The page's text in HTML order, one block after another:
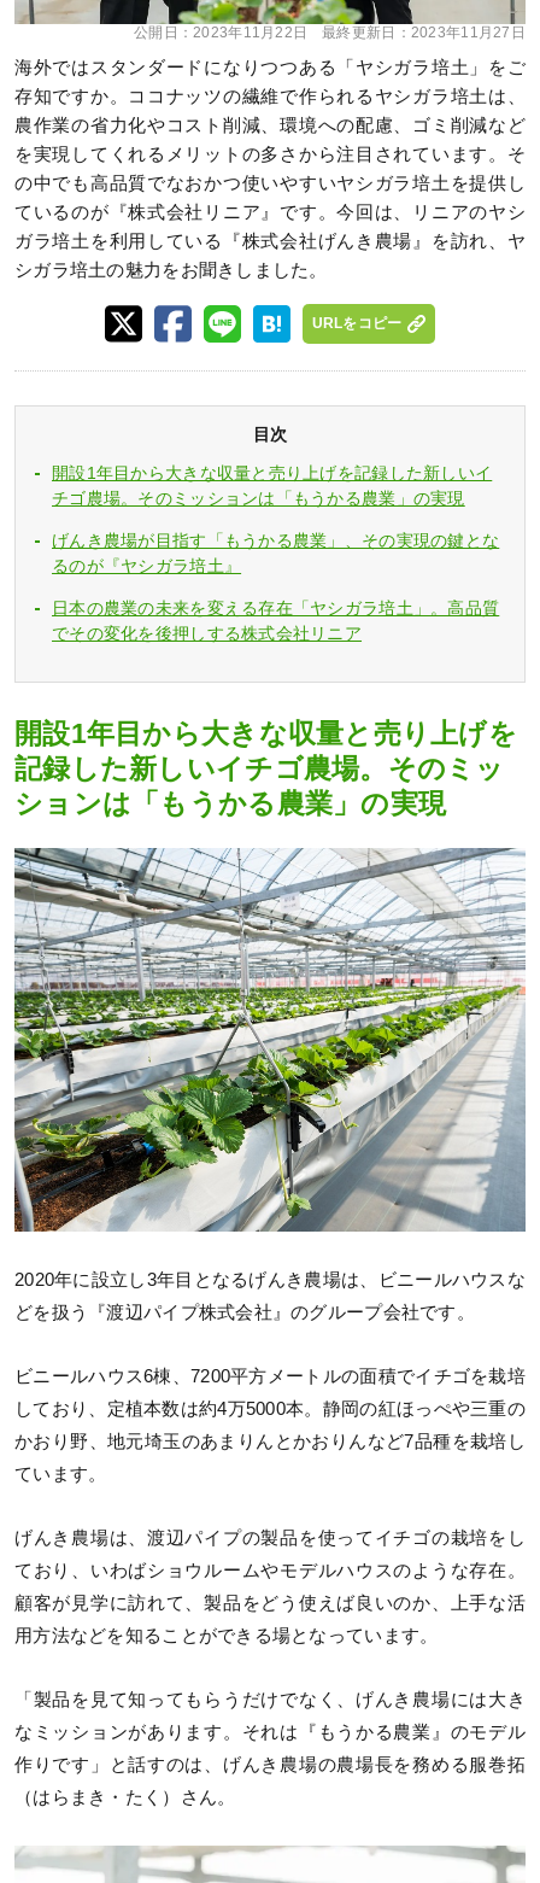
公開日：2023年11月22日 最終更新日： 2023年11月27日
海外ではスタンダードになりつつある「ヤシガラ培土」をご
存知ですか。ココナッツの繊維で作られるヤシガラ培土は、
農作業の省力化やコスト削減、環境への配慮、ゴミ削減など
を実現してくれるメリットの多さから注目されています。そ
の中でも高品質でなおかつ使いやすいヤシガラ培土を提供し
ているのが『株式会社リニア』です。今回は、リニアのヤシ
ガラ培土を利用している『株式会社げんき農場』を訪れ、ヤ
シガラ培土の魅力をお聞きしました。
URLをコピー
目次
開設1年目から大きな収量と売り上げを記録した新しいイ
チゴ農場。そのミッションは「もうかる農業」の実現
げんき農場が目指す「もうかる農業」、その実現の鍵とな
るのが『ヤシガラ培土』
日本の農業の未来を変える存在「ヤシガラ培土」。高品質
でその変化を後押しする株式会社リニア
開設1年目から大きな収量と売り上げを
記録した新しいイチゴ農場。そのミッ
ションは「もうかる農業」の実現
2020年に設立し3年目となるげんき農場は、ビニールハウスな
どを扱う『渡辺パイプ株式会社』のグループ会社です。
ビニールハウス6棟、7200平方メートルの面積でイチゴを栽培
しており、定植本数は約4万5000本。静岡の紅ほっぺや三重の
かおり野、地元埼玉のあまりんとかおりんなど7品種を栽培し
ています。
げんき農場は、渡辺パイプの製品を使ってイチゴの栽培をし
ており、いわばショウルームやモデルハウスのような存在。
顧客が見学に訪れて、製品をどう使えば良いのか、上手な活
用方法などを知ることができる場となっています。
「製品を見て知ってもらうだけでなく、げんき農場には大き
なミッションがあります。それは『もうかる農業』のモデル
作りです」と話すのは、げんき農場の農場長を務める服巻拓
（はらまき・たく）さん。